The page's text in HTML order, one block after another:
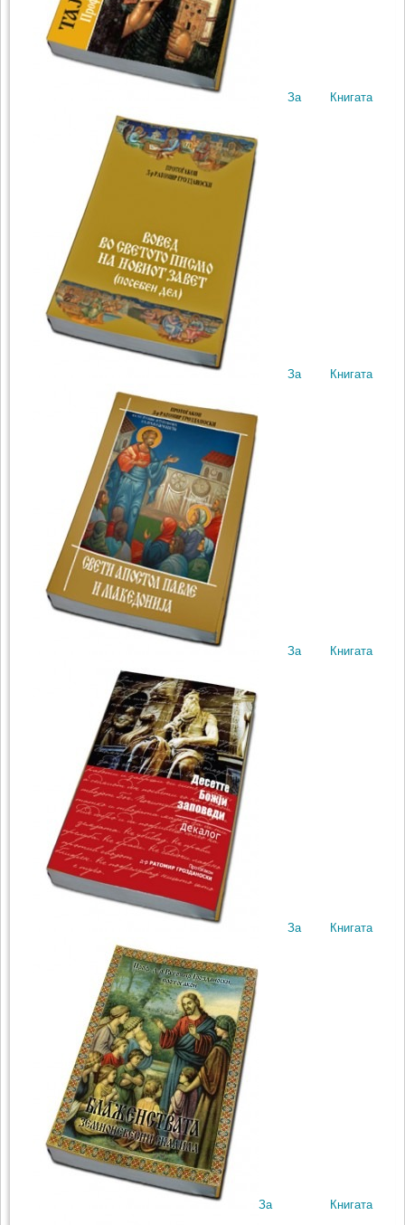
За Книгата
За Книгата
За Книгата
За Книгата
За Книгата